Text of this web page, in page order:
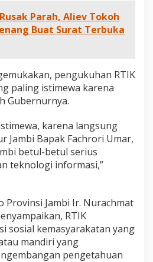
Parah, Aliev Tokoh
Buat Surat Terbuka
pengukuhan RTIK
paling istimewa karena
Gubernurnya.
karena langsung
Jambi Bapak Fachrori Umar,
betul-betul serius
teknologi informasi,”
Provinsi Jambi Ir. Nurachmat
RTIK
sosial kemasyarakatan yang
mandiri yang
pengetahuan